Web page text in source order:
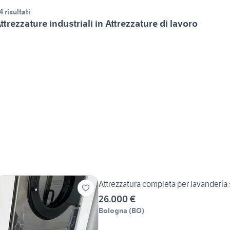
risultati
industriali in Attrezzature di lavoro
Attrezzatura completa per lavanderia
26.000 €
Bologna (BO)